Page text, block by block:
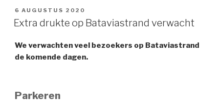
GEPLAATST
OP
6 AUGUSTUS 2020
Extra drukte op Bataviastrand verwacht
We verwachten veel bezoekers op Bataviastrand
de komende dagen.
Parkeren